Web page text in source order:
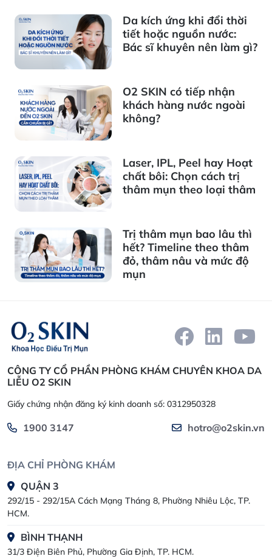
Da kích ứng khi đổi thời
tiết hoặc nguồn nước:
Bác sĩ khuyên nên làm gì?
O2 SKIN có tiếp nhận
khách hàng nước ngoài
không?
Laser, IPL, Peel hay Hoạt
chất bôi: Chọn cách trị
thâm mụn theo loại thâm
Trị thâm mụn bao lâu thì
hết? Timeline theo thâm
đỏ, thâm nâu và mức độ
mụn
CÔNG TY CỔ PHẦN PHÒNG KHÁM CHUYÊN KHOA DA
LIỄU O2 SKIN
Giấy chứng nhận đăng ký kinh doanh số: 0312950328
1900 3147 hotro@o2skin.vn
ĐỊA CHỈ PHÒNG KHÁM
QUẬN 3
292/15 - 292/15A Cách Mạng Tháng 8, Phường Nhiêu Lộc, TP.
HCM.
BÌNH THẠNH
31/3 Điện Biên Phủ, Phường Gia Định, TP. HCM.